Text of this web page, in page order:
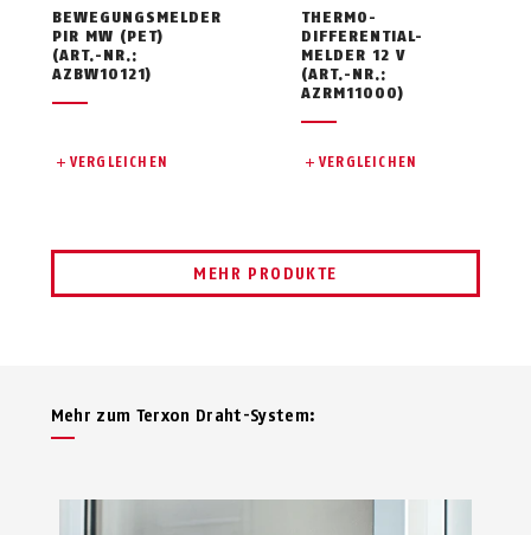
BEWEGUNGSMELDER
PIR MW (PET)
(ART.-NR.:
AZBW10121)
VERGLEICHEN
THERMO-
DIFFERENTIAL-
MELDER 12 V
(ART.-NR.:
AZRM11000)
VERGLEICHEN
MEHR PRODUKTE
Mehr zum Terxon Draht-System: